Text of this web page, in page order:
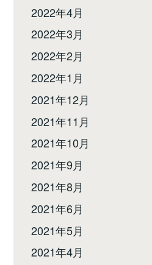
2022年4月
2022年3月
2022年2月
2022年1月
2021年12月
2021年11月
2021年10月
2021年9月
2021年8月
2021年6月
2021年5月
2021年4月